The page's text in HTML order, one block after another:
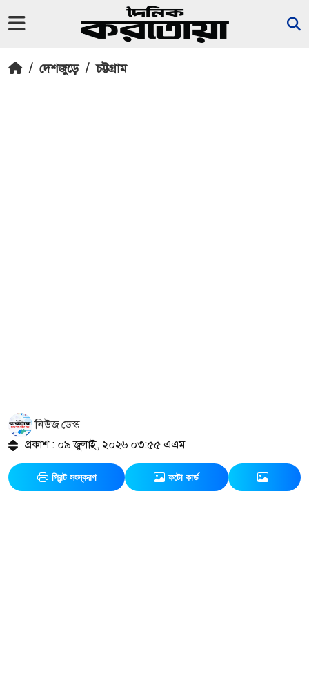
/ দেশজুড়ে / চট্টগ্রাম
নিউজ ডেস্ক
প্রকাশ : ০৯ জুলাই, ২০২৬ ০৩:৫৫ এএম
প্রিন্ট সংস্করণ ফটো কার্ড